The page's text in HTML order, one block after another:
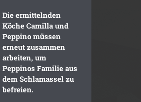
Die ermittelnden
Köche Camilla und
Peppino müssen
erneut zusammen
arbeiten, um
Peppinos Familie aus
dem Schlamassel zu
befreien.